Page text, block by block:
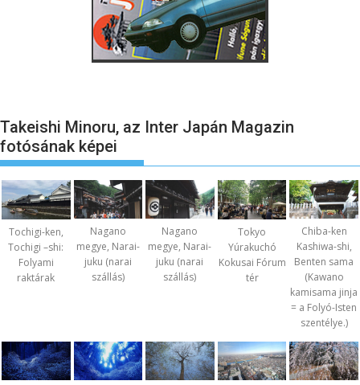
Takeishi Minoru, az Inter Japán Magazin
fotósának képei
Tochigi-ken,
Tochigi –shi:
Folyami
raktárak
Nagano
megye, Narai-
juku (narai
szállás)
Nagano
megye, Narai-
juku (narai
szállás)
Tokyo
Yúrakuchó
Kokusai Fórum
tér
Chiba-ken
Kashiwa-shi,
Benten sama
(Kawano
kamisama jinja
= a Folyó-Isten
szentélye.)